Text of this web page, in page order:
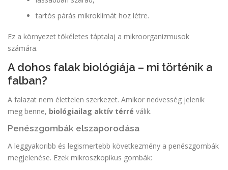
tartós párás mikroklímát hoz létre.
Ez a környezet tökéletes táptalaj a mikroorganizmusok
számára.
A dohos falak biológiája – mi történik a
falban?
A falazat nem élettelen szerkezet. Amikor nedvesség jelenik
meg benne, biológiailag aktív térré válik.
Penészgombák elszaporodása
A leggyakoribb és legismertebb következmény a penészgombák
megjelenése. Ezek mikroszkopikus gombák: